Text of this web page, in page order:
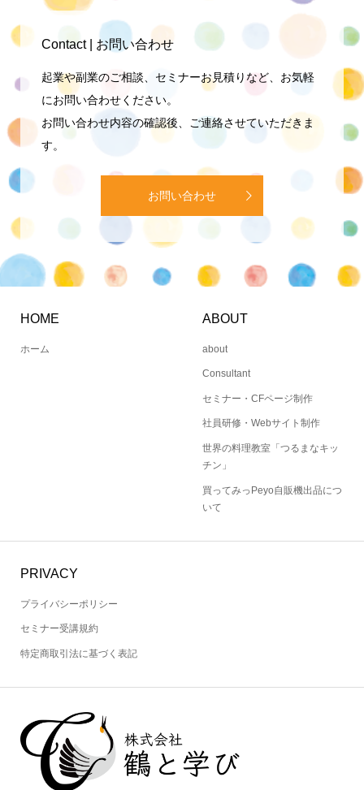
Contact | お問い合わせ
起業や副業のご相談、セミナーお見積りなど、お気軽
にお問い合わせください。
お問い合わせ内容の確認後、ご連絡させていただきま
す。
お問い合わせ
HOME
ホーム
ABOUT
about
セミナー・CFページ制作
社員研修・Webサイト制作
世界の料理教室「つるまなキッ
チン」
買ってみっPeyo自販機出品につ
いて
PRIVACY
プライバシーポリシー
セミナー受講規約
特定商取引法に基づく表記